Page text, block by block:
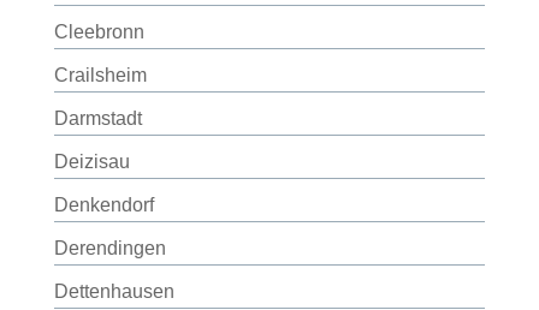
Cleebronn
Crailsheim
Darmstadt
Deizisau
Denkendorf
Derendingen
Dettenhausen